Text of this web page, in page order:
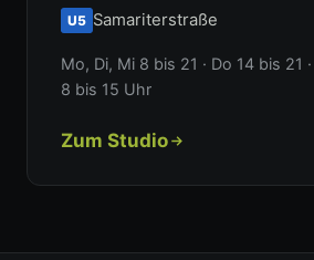
U5 Samariterstraße
Mo, Di, Mi 8 bis 21 · Do 14 bis 21 ·
8 bis 15 Uhr
Zum Studio